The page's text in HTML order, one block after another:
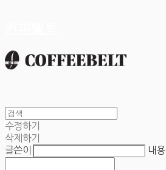
수정하기
삭제하기
글쓴이
내용